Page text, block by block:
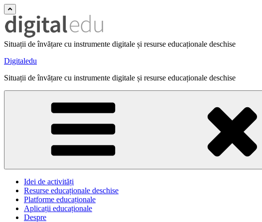
Situații de învățare cu instrumente digitale și resurse educaționale deschise
Digitaledu
Situații de învățare cu instrumente digitale și resurse educaționale deschise
Idei de activități
Resurse educaționale deschise
Platforme educaționale
Aplicații educaționale
Despre